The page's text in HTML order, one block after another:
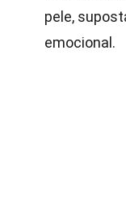
pele,
emocional.